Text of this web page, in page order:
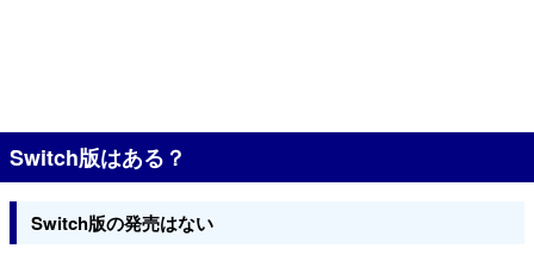
Switch版はある？
Switch版の発売はない